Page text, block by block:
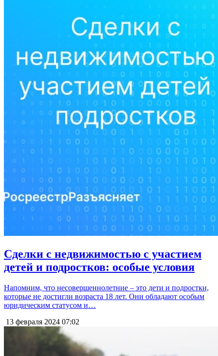
Сделки с недвижимостью с участием
детей и подростков: особые условия
Напомним, что несовершеннолетние – это дети и подростки,
которые не достигли возраста 18 лет. Они обладают особым
юридическим статусом и…
13 февраля 2024 07:02